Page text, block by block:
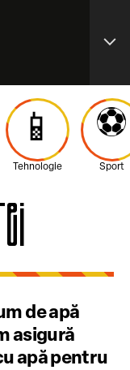
expand_more
📱
Tehnologie
⚽️
Sport
de apă
asigură
apă pentru